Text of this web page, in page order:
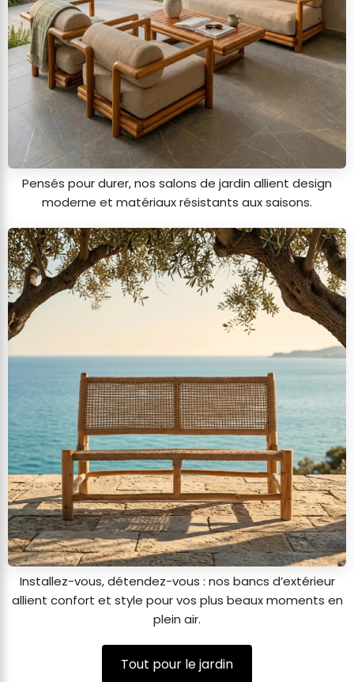
Pensés pour durer, nos salons de jardin allient design
moderne et matériaux résistants aux saisons.
Installez-vous, détendez-vous : nos bancs d’extérieur
allient confort et style pour vos plus beaux moments en
plein air.
Tout pour le jardin